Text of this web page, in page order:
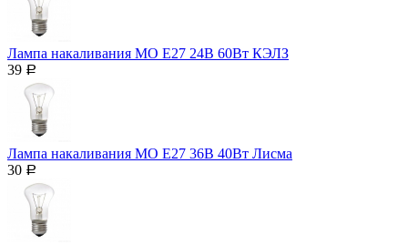
Лампа накаливания МО Е27 24В 60Вт КЭЛЗ
39 Р
Лампа накаливания МО Е27 36В 40Вт Лисма
30 Р